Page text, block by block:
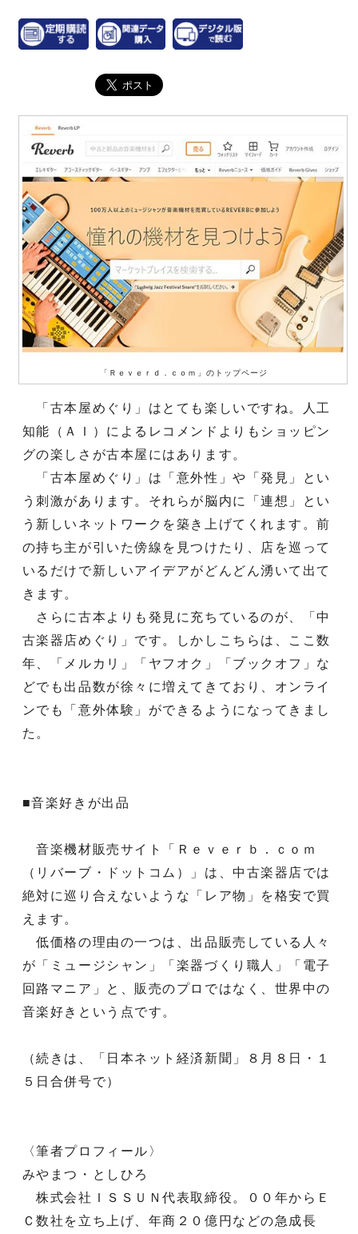
「Ｒｅｖｅｒｄ．ｃｏｍ」のトップページ
「古本屋めぐり」はとても楽しいですね。人工
知能（ＡＩ）によるレコメンドよりもショッピン
グの楽しさが古本屋にはあります。
「古本屋めぐり」は「意外性」や「発見」とい
う刺激があります。それらが脳内に「連想」とい
う新しいネットワークを築き上げてくれます。前
の持ち主が引いた傍線を見つけたり、店を巡って
いるだけで新しいアイデアがどんどん湧いて出て
きます。
さらに古本よりも発見に充ちているのが、「中
古楽器店めぐり」です。しかしこちらは、ここ数
年、「メルカリ」「ヤフオク」「ブックオフ」な
どでも出品数が徐々に増えてきており、オンライ
ンでも「意外体験」ができるようになってきまし
た。
■音楽好きが出品
音楽機材販売サイト「Ｒｅｖｅｒｂ．ｃｏｍ
（リバーブ・ドットコム）」は、中古楽器店では
絶対に巡り合えないような「レア物」を格安で買
えます。
低価格の理由の一つは、出品販売している人々
が「ミュージシャン」「楽器づくり職人」「電子
回路マニア」と、販売のプロではなく、世界中の
音楽好きという点です。
（続きは、「日本ネット経済新聞」８月８日・１
５日合併号で）
〈筆者プロフィール〉
みやまつ・としひろ
株式会社ＩＳＳＵＮ代表取締役。００年からＥ
Ｃ数社を立ち上げ、年商２０億円などの急成長